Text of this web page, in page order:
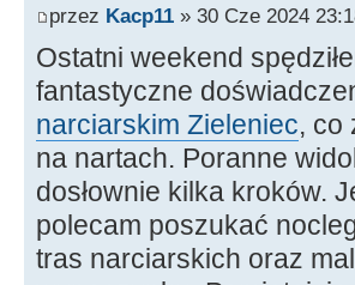
przez Kacp11 » 30 Cze 2024
Ostatni weekend
fantastyczne
narciarskim Zieleniec, co
na nartach. Poranne
dosłownie kilka kroków.
polecam poszukać
tras narciarskich oraz